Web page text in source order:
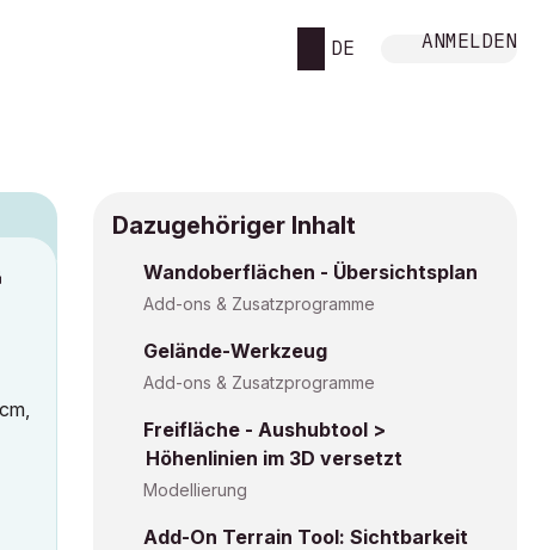
DE ANMELDEN
Dazugehöriger Inhalt
Wandoberflächen - Übersichtsplan
Add-ons & Zusatzprogramme
Gelände-Werkzeug
Add-ons & Zusatzprogramme
Freifläche - Aushubtool >
Höhenlinien im 3D versetzt
Modellierung
Add-On Terrain Tool: Sichtbarkeit